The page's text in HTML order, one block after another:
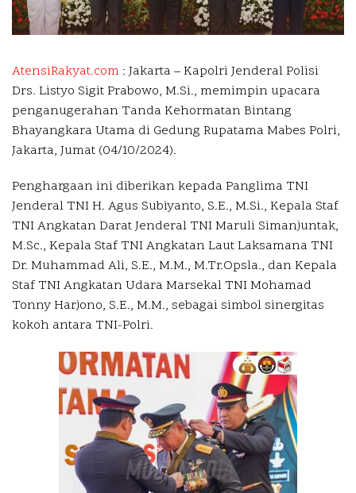
AtensiRakyat.com : Jakarta – Kapolri Jenderal Polisi
Drs. Listyo Sigit Prabowo, M.Si., memimpin upacara
penganugerahan Tanda Kehormatan Bintang
Bhayangkara Utama di Gedung Rupatama Mabes Polri,
Jakarta, Jumat (04/10/2024).
Penghargaan ini diberikan kepada Panglima TNI
Jenderal TNI H. Agus Subiyanto, S.E., M.Si., Kepala Staf
TNI Angkatan Darat Jenderal TNI Maruli Simanjuntak,
M.Sc., Kepala Staf TNI Angkatan Laut Laksamana TNI
Dr. Muhammad Ali, S.E., M.M., M.Tr.Opsla., dan Kepala
Staf TNI Angkatan Udara Marsekal TNI Mohamad
Tonny Harjono, S.E., M.M., sebagai simbol sinergitas
kokoh antara TNI-Polri.